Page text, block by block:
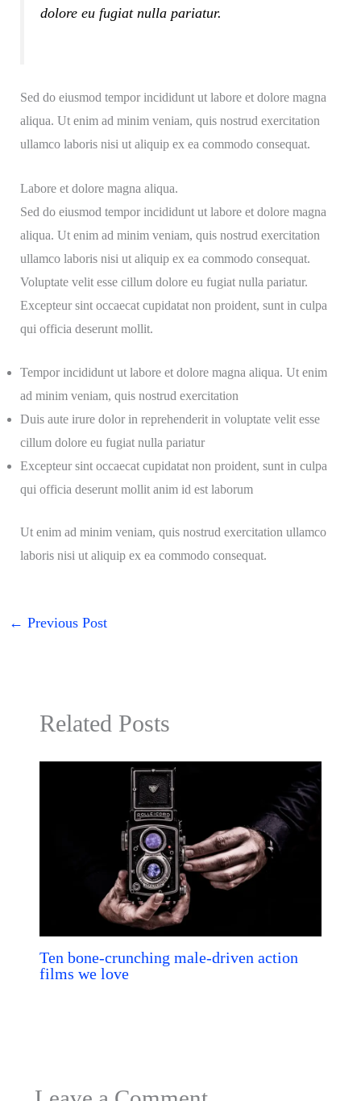
dolore eu fugiat nulla pariatur.
Sed do eiusmod tempor incididunt ut labore et dolore magna
aliqua. Ut enim ad minim veniam, quis nostrud exercitation
ullamco laboris nisi ut aliquip ex ea commodo consequat.
Labore et dolore magna aliqua.
Sed do eiusmod tempor incididunt ut labore et dolore magna
aliqua. Ut enim ad minim veniam, quis nostrud exercitation
ullamco laboris nisi ut aliquip ex ea commodo consequat.
Voluptate velit esse cillum dolore eu fugiat nulla pariatur.
Excepteur sint occaecat cupidatat non proident, sunt in culpa
qui officia deserunt mollit.
Tempor incididunt ut labore et dolore magna aliqua. Ut enim
ad minim veniam, quis nostrud exercitation
Duis aute irure dolor in reprehenderit in voluptate velit esse
cillum dolore eu fugiat nulla pariatur
Excepteur sint occaecat cupidatat non proident, sunt in culpa
qui officia deserunt mollit anim id est laborum
Ut enim ad minim veniam, quis nostrud exercitation ullamco
laboris nisi ut aliquip ex ea commodo consequat.
← Previous Post
Related Posts
Ten bone-crunching male-driven action
films we love